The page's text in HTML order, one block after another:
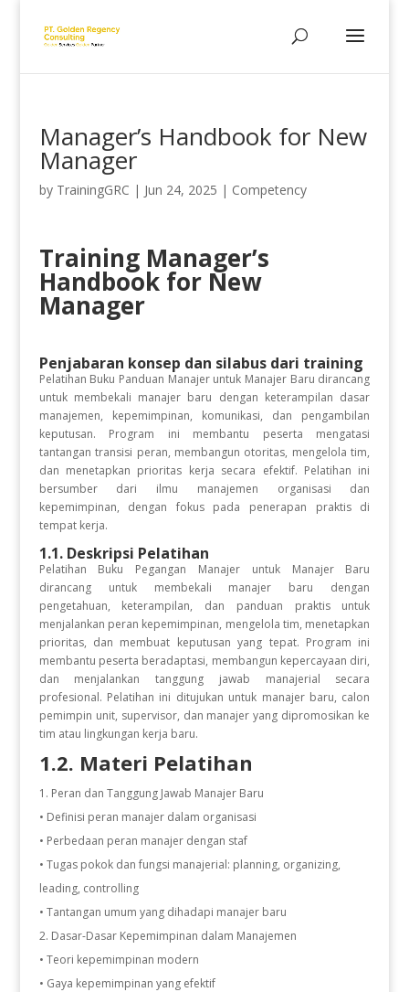
Manager’s Handbook for New
Manager
by TrainingGRC | Jun 24, 2025 | Competency
Training Manager’s
Handbook for New
Manager
Penjabaran konsep dan silabus dari training
Pelatihan Buku Panduan Manajer untuk Manajer Baru dirancang
untuk membekali manajer baru dengan keterampilan dasar
manajemen, kepemimpinan, komunikasi, dan pengambilan
keputusan. Program ini membantu peserta mengatasi
tantangan transisi peran, membangun otoritas, mengelola tim,
dan menetapkan prioritas kerja secara efektif. Pelatihan ini
bersumber dari ilmu manajemen organisasi dan
kepemimpinan, dengan fokus pada penerapan praktis di
tempat kerja.
1.1. Deskripsi Pelatihan
Pelatihan Buku Pegangan Manajer untuk Manajer Baru
dirancang untuk membekali manajer baru dengan
pengetahuan, keterampilan, dan panduan praktis untuk
menjalankan peran kepemimpinan, mengelola tim, menetapkan
prioritas, dan membuat keputusan yang tepat. Program ini
membantu peserta beradaptasi, membangun kepercayaan diri,
dan menjalankan tanggung jawab manajerial secara
profesional. Pelatihan ini ditujukan untuk manajer baru, calon
pemimpin unit, supervisor, dan manajer yang dipromosikan ke
tim atau lingkungan kerja baru.
1.2. Materi Pelatihan
Peran dan Tanggung Jawab Manajer Baru
• Definisi peran manajer dalam organisasi
• Perbedaan peran manajer dengan staf
• Tugas pokok dan fungsi manajerial: planning, organizing,
leading, controlling
• Tantangan umum yang dihadapi manajer baru
Dasar-Dasar Kepemimpinan dalam Manajemen
• Teori kepemimpinan modern
• Gaya kepemimpinan yang efektif